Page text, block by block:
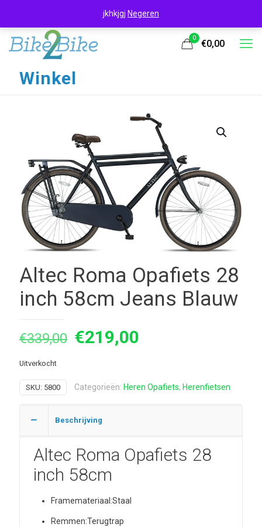
0
€0,00
Winkel
Altec Roma Opafiets 28
inch 58cm Jeans Blauw
€339,00 Oorspronkelijke
€339,00.
€219,00
€219,00.
Uitverkocht
SKU: 5800 Categorieën: Heren Opafiets, Herenfietsen
Beschrijving
Altec Roma Opafiets 28
inch 58cm
Framemateriaal:Staal
Remmen:Terugtrap
jkhkjgj Negeren